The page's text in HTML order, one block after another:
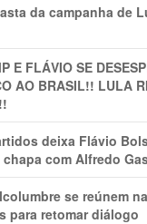
da campanha de
E FLÁVIO SE
AO BRASIL!! LULA
deixa Flávio
com Alfredo
se reúnem
para retomar diálogo